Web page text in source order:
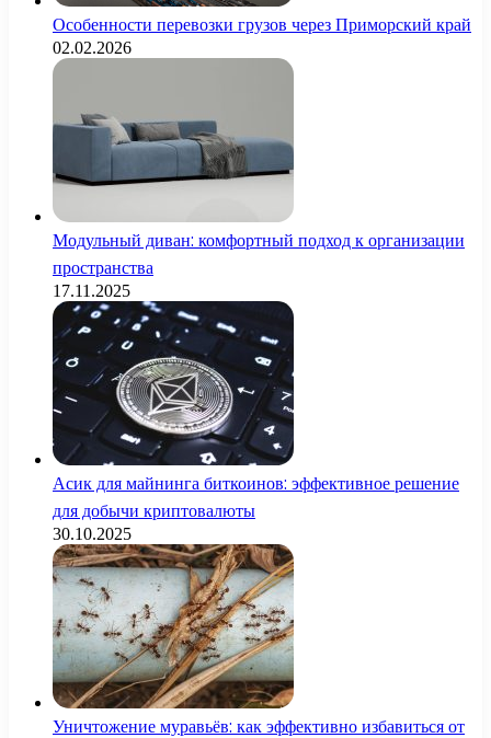
Особенности перевозки грузов через Приморский край
02.02.2026
Модульный диван: комфортный подход к организации
пространства
17.11.2025
Асик для майнинга биткоинов: эффективное решение
для добычи криптовалюты
30.10.2025
Уничтожение муравьёв: как эффективно избавиться от